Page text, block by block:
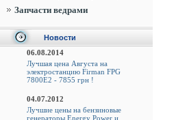
Запчасти ведрами
Новости
06.08.2014
Лучшая цена Августа на
электростанцию Firman FPG
7800E2 - 7855 грн !
04.07.2012
Лучшие цены на бензиновые
генераторы Energy Power и